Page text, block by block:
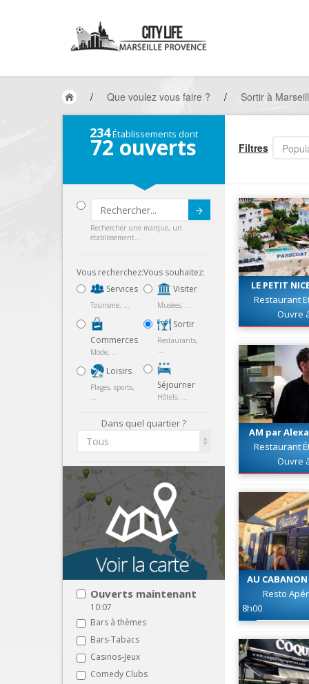
/ Que voulez vous faire ? / Sortir à
234Établissements dont
72 ouverts
Submit
Rechercher une marque, un
établissement...
Vous recherchez:
Services
Tourisme, ...
Commerces
Mode, ...
Loisirs
Plages, sports,
...
Vous souhaitez:
Visiter
Musées, ...
Sortir
Restaurants,
...
Séjourner
Hôtels, ...
Dans quel quartier ?
Tous
Ouverts maintenant
10:07
Bars à thèmes
Bars-Tabacs
Casinos-Jeux
Comedy Clubs
Filtres
LE PETIT
Restaurant
Ouvre
AM par
Restaurant
Ouvre
AU CABANON
Resto
8h00